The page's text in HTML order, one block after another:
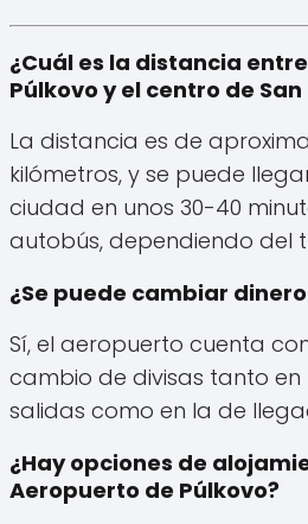
¿Cuál es la distancia
Púlkovo y el centro de
La distancia es de
kilómetros, y se puede
ciudad en unos 30-40
autobús, dependiendo del
¿Se puede cambiar
Sí, el aeropuerto cuenta
cambio de divisas tanto
salidas como en la de
¿Hay opciones de
Aeropuerto de Púlkovo?